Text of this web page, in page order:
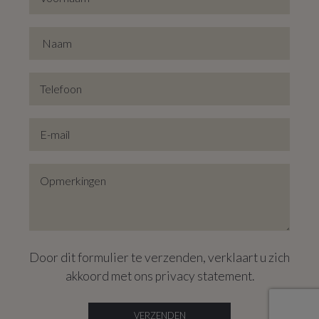
Door dit formulier te verzenden, verklaart u zich
akkoord met ons privacy statement.
VERZENDEN